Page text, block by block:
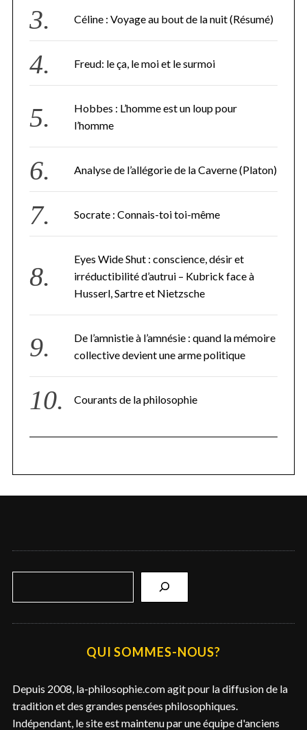
Céline : Voyage au bout de la nuit (Résumé)
Freud: le ça, le moi et le surmoi
Hobbes : L’homme est un loup pour
l’homme
Analyse de l’allégorie de la Caverne (Platon)
Socrate : Connais-toi toi-même
Eyes Wide Shut : conscience, désir et
irréductibilité d’autrui – Kubrick face à
Husserl, Sartre et Nietzsche
De l’amnistie à l’amnésie : quand la mémoire
collective devient une arme politique
Courants de la philosophie
QUI SOMMES-NOUS?
Depuis 2008, la-philosophie.com agit pour la diffusion de la
tradition et des grandes pensées philosophiques.
Indépendant, le site est maintenu par une équipe d'anciens